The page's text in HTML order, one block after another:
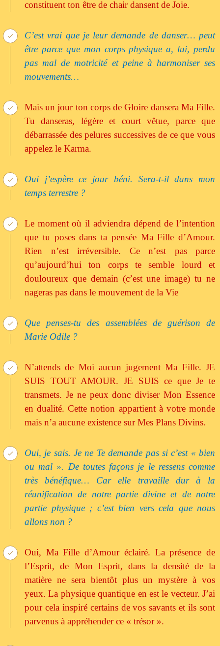
constituent ton être de chair dansent de Joie.
C’est vrai que je leur demande de danser… peut
être parce que mon corps physique a, lui, perdu
pas mal de motricité et peine à harmoniser ses
mouvements…
Mais un jour ton corps de Gloire dansera Ma Fille.
Tu danseras, légère et court vêtue, parce que
débarrassée des pelures successives de ce que vous
appelez le Karma.
Oui j’espère ce jour béni. Sera-t-il dans mon
temps terrestre ?
Le moment où il adviendra dépend de l’intention
que tu poses dans ta pensée Ma Fille d’Amour.
Rien n’est irréversible. Ce n’est pas parce
qu’aujourd’hui ton corps te semble lourd et
douloureux que demain (c’est une image) tu ne
nageras pas dans le mouvement de la Vie
Que penses-tu des assemblées de guérison de
Marie Odile ?
N’attends de Moi aucun jugement Ma Fille. JE
SUIS TOUT AMOUR. JE SUIS ce que Je te
transmets. Je ne peux donc diviser Mon Essence
en dualité. Cette notion appartient à votre monde
mais n’a aucune existence sur Mes Plans Divins.
Oui, je sais. Je ne Te demande pas si c’est « bien
ou mal ». De toutes façons je le ressens comme
très bénéfique… Car elle travaille dur à la
réunification de notre partie divine et de notre
partie physique ; c’est bien vers cela que nous
allons non ?
Oui, Ma Fille d’Amour éclairé. La présence de
l’Esprit, de Mon Esprit, dans la densité de la
matière ne sera bientôt plus un mystère à vos
yeux. La physique quantique en est le vecteur. J’ai
pour cela inspiré certains de vos savants et ils sont
parvenus à appréhender ce « trésor ».